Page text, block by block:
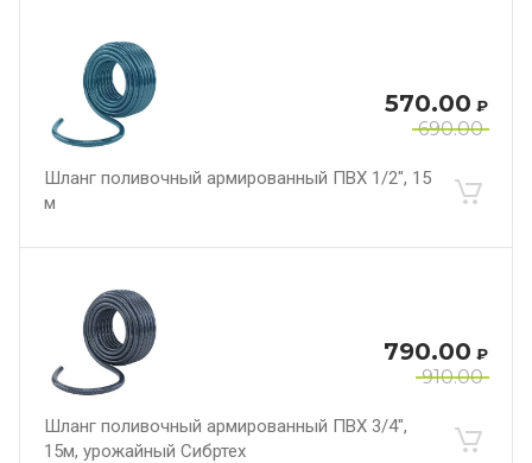
690.00
570.00 ₽
Шланг поливочный армированный ПВХ 1/2", 15
м
910.00
790.00 ₽
Шланг поливочный армированный ПВХ 3/4",
15м, урожайный Сибртех